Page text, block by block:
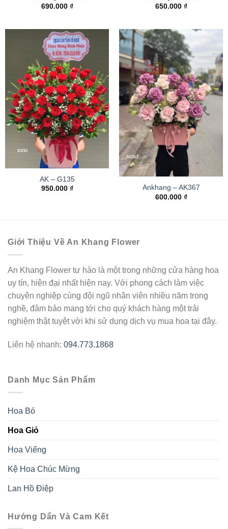
690.000 ₫
650.000 ₫
AK – G135
950.000 ₫
Ankhang – AK367
600.000 ₫
Giới Thiệu Về An Khang Flower
An Khang Flower tự hào là một trong những cửa hàng hoa
uy tín, hiện đại nhất hiện nay. Với phong cách làm việc
chuyên nghiệp cùng đội ngũ nhân viên nhiều năm trong
nghề, đảm bảo mang tới cho quý khách hàng một trải
nghiệm thật tuyệt vời khi sử dụng dịch vụ mua hoa tại đây.
Liên hệ nhanh: 094.773.1868
Danh Mục Sản Phẩm
Hoa Bó
Hoa Giỏ
Hoa Viếng
Kệ Hoa Chúc Mừng
Lan Hồ Điệp
Hướng Dẩn Và Cam Kết